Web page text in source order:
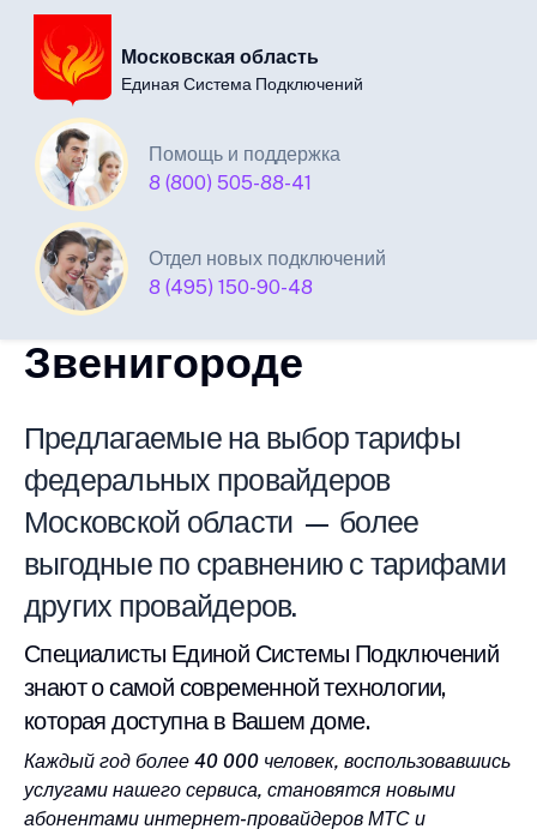
Московская область
Единая Система Подключений
Помощь и поддержка
8 (800) 505-88-41
Отдел новых подключений
8 (495) 150-90-48
Единая Система
Подключений
интернета
телевидения в
Звенигороде
Предлагаемые на выбор тарифы
федеральных провайдеров
Московской области — более
выгодные по сравнению с тарифами
других провайдеров.
Специалисты Единой Системы Подключений
знают о самой современной технологии,
которая доступна в Вашем доме.
Каждый год более 40 000 человек, воспользовавшись
услугами нашего сервиса, становятся новыми
абонентами интернет-провайдеров МТС и